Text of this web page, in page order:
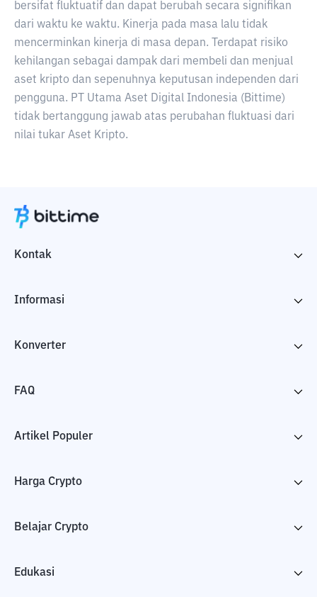
bersifat fluktuatif dan dapat berubah secara signifikan
dari waktu ke waktu. Kinerja pada masa lalu tidak
mencerminkan kinerja di masa depan. Terdapat risiko
kehilangan sebagai dampak dari membeli dan menjual
aset kripto dan sepenuhnya keputusan independen dari
pengguna. PT Utama Aset Digital Indonesia (Bittime)
tidak bertanggung jawab atas perubahan fluktuasi dari
nilai tukar Aset Kripto.
Kontak
Informasi
Konverter
FAQ
Artikel Populer
Harga Crypto
Belajar Crypto
Edukasi